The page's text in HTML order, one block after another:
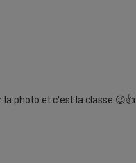
photo et c'est la classe 😉👍